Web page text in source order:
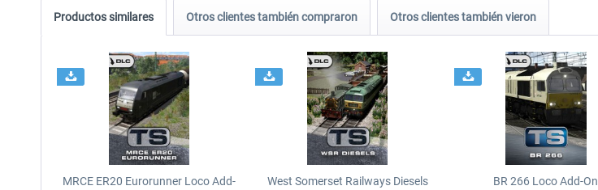
Productos similares Otros clientes también compraron Otros clientes también vieron
MRCE ER20 Eurorunner Loco Add-
West Somerset Railways Diesels
BR 266 Loco Add-On